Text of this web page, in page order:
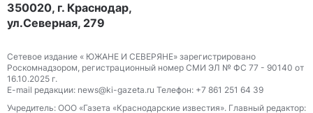
350020, г. Краснодар,
ул.Северная, 279
Сетевое издание « ЮЖАНЕ И СЕВЕРЯНЕ» зарегистрировано
Роскомнадзором, регистрационный номер СМИ ЭЛ № ФС 77 - 90140 от
16.10.2025 г.
E-mail редакции: news@ki-gazeta.ru Телефон: +7 861 251 64 39
Учредитель: ООО «Газета «Краснодарские известия». Главный редактор: